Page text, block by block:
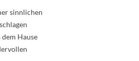
sinnlichen
Hause